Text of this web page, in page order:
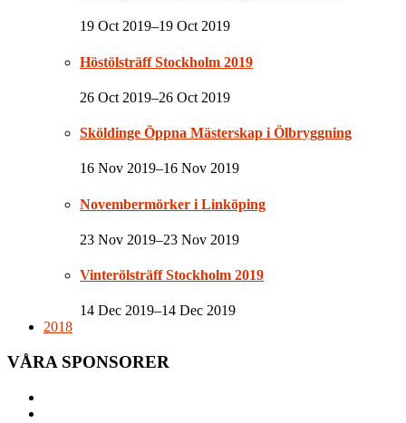
19 Oct 2019–19 Oct 2019
Höstölsträff Stockholm 2019
26 Oct 2019–26 Oct 2019
Sköldinge Öppna Mästerskap i Ölbryggning
16 Nov 2019–16 Nov 2019
Novembermörker i Linköping
23 Nov 2019–23 Nov 2019
Vinterölsträff Stockholm 2019
14 Dec 2019–14 Dec 2019
2018
VÅRA SPONSORER